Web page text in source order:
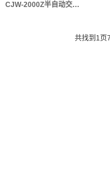
CJW-2000Z半自动交流磁粉探伤机
共找到 1 页